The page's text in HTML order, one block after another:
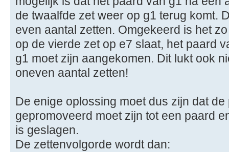
de twaalfde zet weer op g1 terug komt.
even aantal zetten. Omgekeerd is het
op de vierde zet op e7 slaat, het paard
g1 moet zijn aangekomen. Dit lukt ook
oneven aantal zetten!
De enige oplossing moet dus zijn dat
gepromoveerd moet zijn tot een paard
is geslagen.
De zettenvolgorde wordt dan: